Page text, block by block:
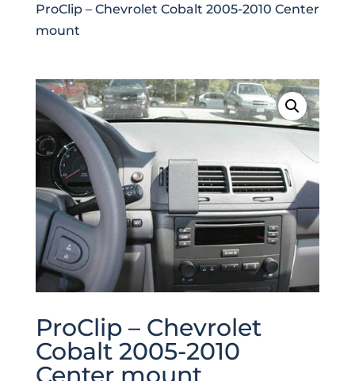
ProClip – Chevrolet Cobalt 2005-2010 Center
mount
ProClip – Chevrolet
Cobalt 2005-2010
Center mount